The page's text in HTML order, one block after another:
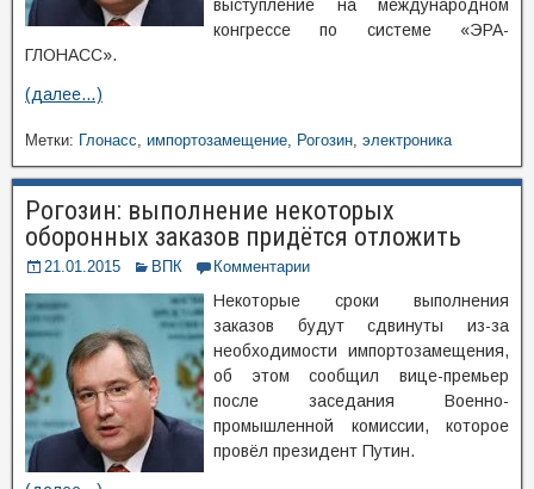
выступление на международном
конгрессе по системе «ЭРА-
ГЛОНАСС».
(далее…)
Метки: Глонасс, импортозамещение, Рогозин, электроника
Рогозин: выполнение некоторых
оборонных заказов придётся отложить
21.01.2015 ВПК Комментарии
Некоторые сроки выполнения
заказов будут сдвинуты из-за
необходимости импортозамещения,
об этом сообщил вице-премьер
после заседания Военно-
промышленной комиссии, которое
провёл президент Путин.